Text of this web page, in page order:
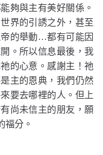
夠與主有美好關係。
界的引誘之外，甚至
的舉動…都有可能因
。所以信息最後，我
的心意。感謝主！祂
主的恩典，我們仍然
要去哪裡的人。但上
尚未信主的朋友，願
福分。